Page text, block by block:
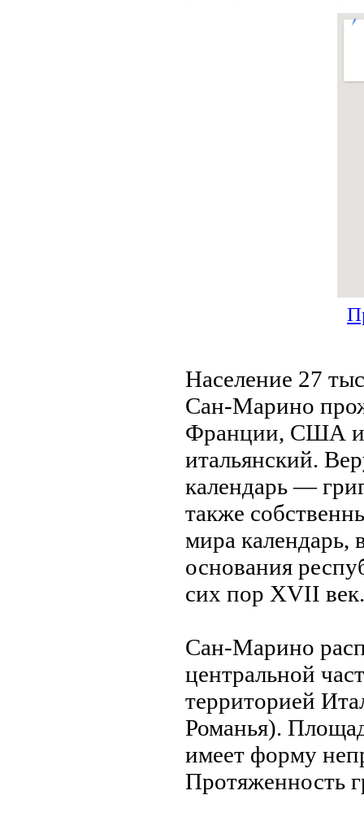
Население 27
Сан-Марино
Франции, США и
итальянский.
календарь —
также
мира календарь,
основания
сих пор XVII
Сан-Марино
центральной
территорией
Романья).
имеет форму
Протяженность